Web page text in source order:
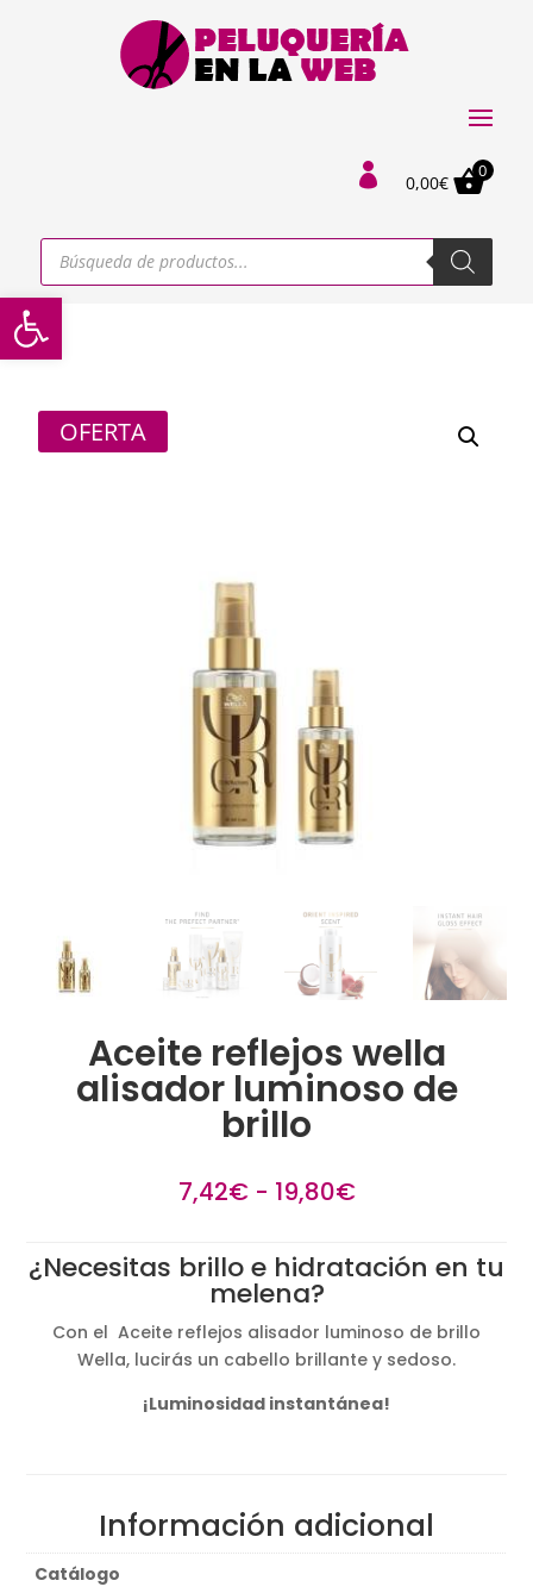
Abrir barra de herramientas
 0,00€
0
Búsqueda
productos
OFERTA
Aceite reflejos wella
alisador luminoso de
brillo
7,42€ - 19,80€Rango
desde
hasta
19,80€
¿Necesitas brillo e hidratación en tu
melena?
Con el Aceite reflejos alisador luminoso de brillo
Wella, lucirás un cabello brillante y sedoso.
¡Luminosidad instantánea!
Información adicional
Catálogo